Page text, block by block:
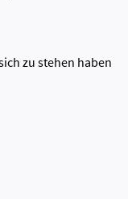
zu stehen haben